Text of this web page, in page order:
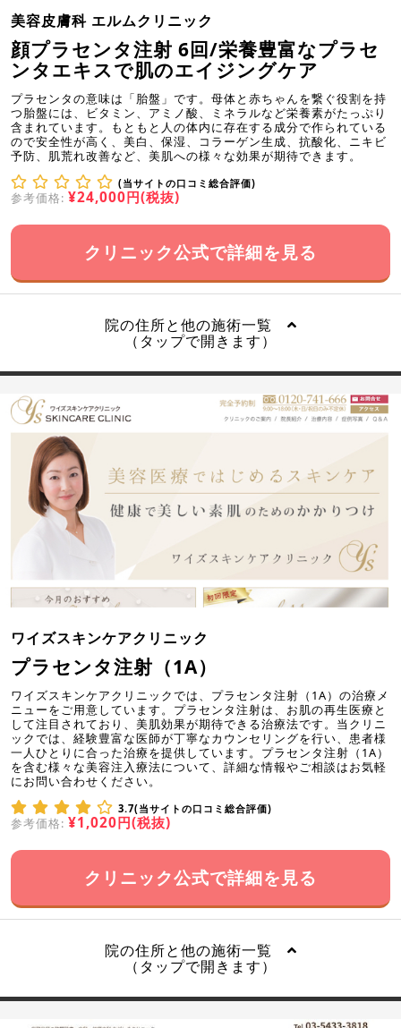
美容皮膚科 エルムクリニック
顔プラセンタ注射 6回/栄養豊富なプラセ
ンタエキスで肌のエイジングケア
プラセンタの意味は「胎盤」です。母体と赤ちゃんを繋ぐ役割を持
つ胎盤には、ビタミン、アミノ酸、ミネラルなど栄養素がたっぷり
含まれています。もともと人の体内に存在する成分で作られている
ので安全性が高く、美白、保湿、コラーゲン生成、抗酸化、ニキビ
予防、肌荒れ改善など、美肌への様々な効果が期待できます。
(当サイトの口コミ総合評価)
参考価格: ¥24,000円(税抜)
クリニック公式で詳細を見る
院の住所と他の施術一覧
（タップで開きます）
ワイズスキンケアクリニック
プラセンタ注射（1A）
ワイズスキンケアクリニックでは、プラセンタ注射（1A）の治療メ
ニューをご用意しています。プラセンタ注射は、お肌の再生医療と
して注目されており、美肌効果が期待できる治療法です。当クリニ
ックでは、経験豊富な医師が丁寧なカウンセリングを行い、患者様
一人ひとりに合った治療を提供しています。プラセンタ注射（1A）
を含む様々な美容注入療法について、詳細な情報やご相談はお気軽
にお問い合わせください。
3.7(当サイトの口コミ総合評価)
参考価格: ¥1,020円(税抜)
クリニック公式で詳細を見る
院の住所と他の施術一覧
（タップで開きます）